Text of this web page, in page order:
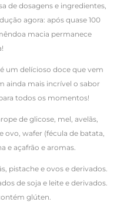
de dosagens e ingredientes,
agora: após quase 100
macia permanece
um delícioso doce que vem
ainda mais incrível o sabor
todos os momentos!
de glicose, mel, avelãs,
wafer (fécula de batata,
e açafrão e aromas.
pistache e ovos e derivados.
de soja e leite e derivados.
glúten.